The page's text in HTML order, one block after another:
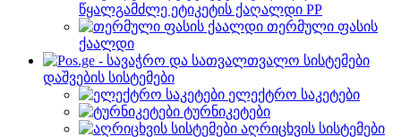
წყალგამძლე ეტიკეტის ქაღალდი PP
თერმული ფასის
ქაალდი
დაშვების სისტემები
ელექტრო საკეტები
ტურნიკეტები
აღრიცხვის სისტემები